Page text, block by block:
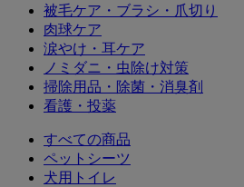
被毛ケア・ブラシ・爪切り
肉球ケア
涙やけ・耳ケア
ノミダニ・虫除け対策
掃除用品・除菌・消臭剤
看護・投薬
すべての商品
ペットシーツ
犬用トイレ